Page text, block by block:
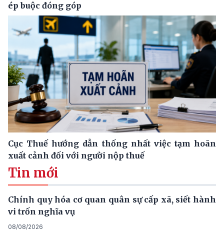
ép buộc đóng góp
Cục Thuế hướng dẫn thống nhất việc tạm hoãn
xuất cảnh đối với người nộp thuế
Tin mới
Chính quy hóa cơ quan quân sự cấp xã, siết hành
vi trốn nghĩa vụ
08/08/2026